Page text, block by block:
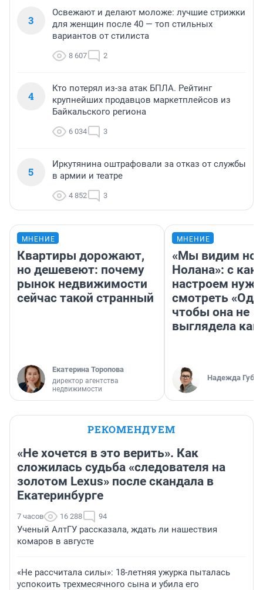
3
Освежают и делают моложе: лучшие стрижки
для женщин после 40 — топ стильных
вариантов от стилиста
8 607 2
4
Кто потерял из-за атак БПЛА. Рейтинг
крупнейших продавцов маркетплейсов из
Байкальского региона
6 034 3
5
Иркутянина оштрафовали за отказ от службы
в армии и театре
4 852 3
МНЕНИЕ
Квартиры дорожают,
но дешевеют: почему
рынок недвижимости
сейчас такой странный
Екатерина Торопова
директор агентства
недвижимости
МНЕНИЕ
«Мы видим
Нолана»: с
настроем
смотреть
чтобы она не
выглядела как
Надежда
РЕКОМЕНДУЕМ
«Не хочется в это верить». Как
сложилась судьба «следователя на
золотом Lexus» после скандала в
Екатеринбурге
7 часов 16 288 94
Ученый АлтГУ рассказала, ждать ли нашествия
комаров в августе
«Не рассчитала силы»: 18-летняя ужурка пыталась
успокоить трехмесячного сына и убила его